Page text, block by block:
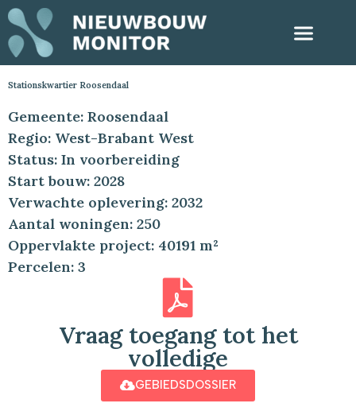
Stationskwartier Roosendaal
Gemeente: Roosendaal
Regio: West-Brabant West
Status: In voorbereiding
Start bouw: 2028
Verwachte oplevering: 2032
Aantal woningen: 250
Oppervlakte project: 40191 m²
Percelen: 3
Vraag toegang tot het
volledige
GEBIEDSDOSSIER